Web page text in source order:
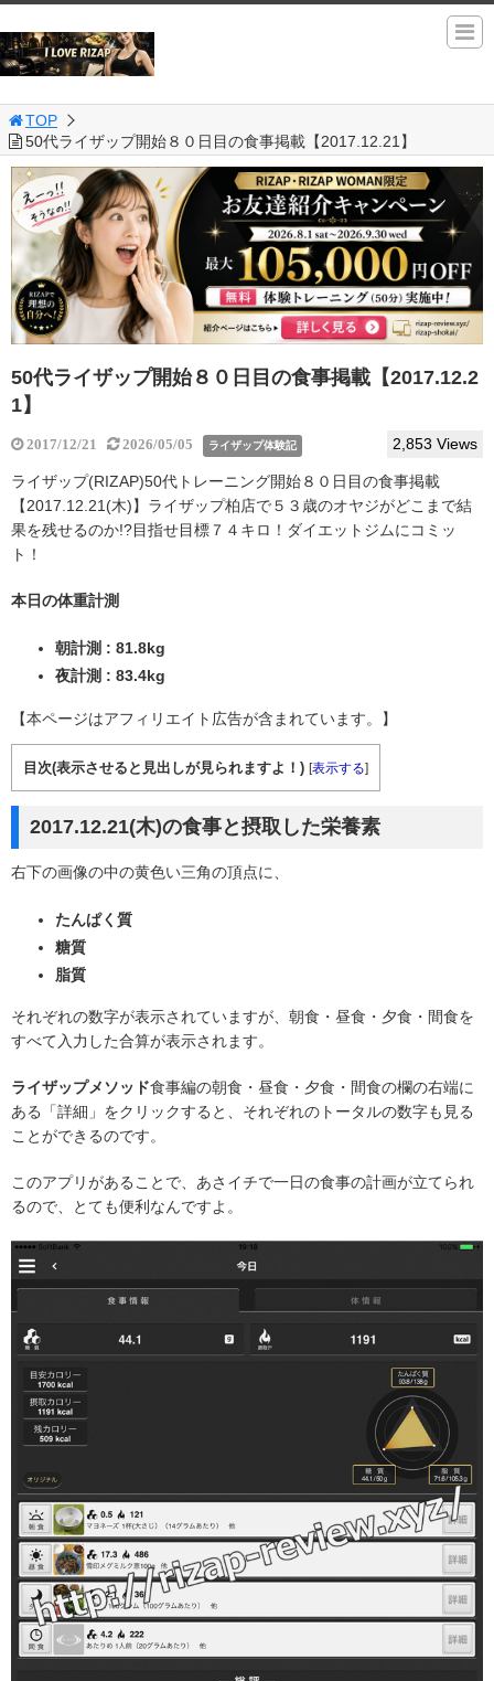
TOP
50代ライザップ開始８０日目の食事掲載【2017.12.21】
50代ライザップ開始８０日目の食事掲載【2017.12.2
1】
2017/12/21 2026/05/05 ライザップ体験記 2,853 Views
ライザップ(RIZAP)50代トレーニング開始８０日目の食事掲載
【2017.12.21(木)】ライザップ柏店で５３歳のオヤジがどこまで結
果を残せるのか!?目指せ目標７４キロ！ダイエットジムにコミッ
ト！
本日の体重計測
朝計測 : 81.8kg
夜計測 : 83.4kg
【本ページはアフィリエイト広告が含まれています。】
目次(表示させると見出しが見られますよ！) [表示する]
2017.12.21(木)の食事と摂取した栄養素
右下の画像の中の黄色い三角の頂点に、
たんぱく質
糖質
脂質
それぞれの数字が表示されていますが、朝食・昼食・夕食・間食を
すべて入力した合算が表示されます。
ライザップメソッド食事編の朝食・昼食・夕食・間食の欄の右端に
ある「詳細」をクリックすると、それぞれのトータルの数字も見る
ことができるのです。
このアプリがあることで、あさイチで一日の食事の計画が立てられ
るので、とても便利なんですよ。